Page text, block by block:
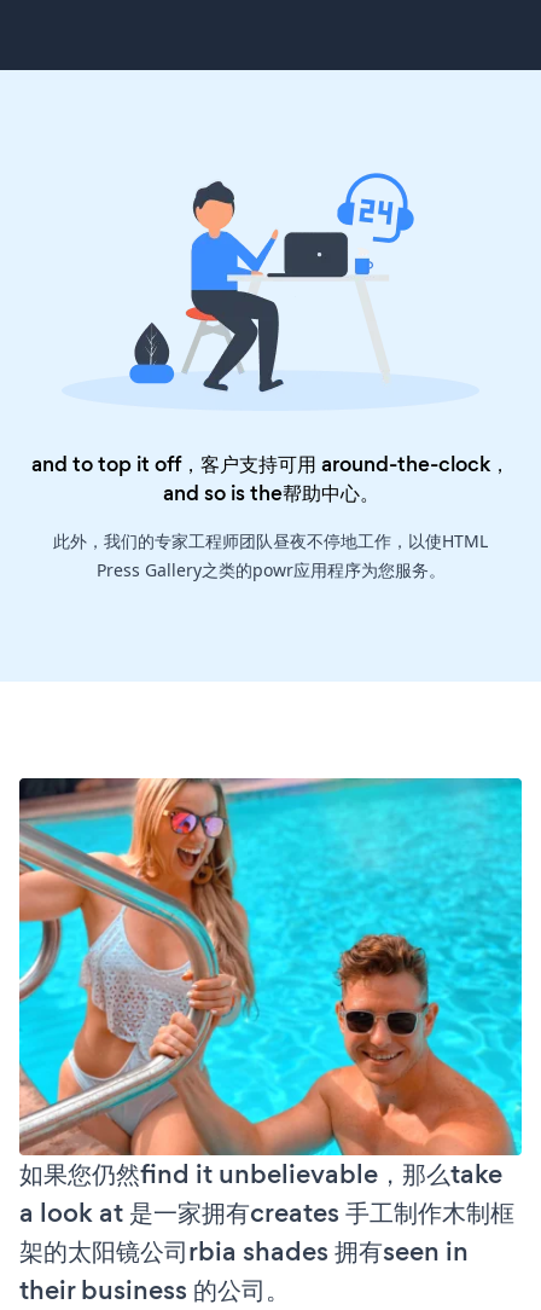
and to top it off，客户支持可用 around-the-clock，
and so is the帮助中心。
此外，我们的专家工程师团队昼夜不停地工作，以使HTML
Press Gallery之类的powr应用程序为您服务。
如果您仍然find it unbelievable，那么take
a look at 是一家拥有creates 手工制作木制框
架的太阳镜公司rbia shades 拥有seen in
their business 的公司。